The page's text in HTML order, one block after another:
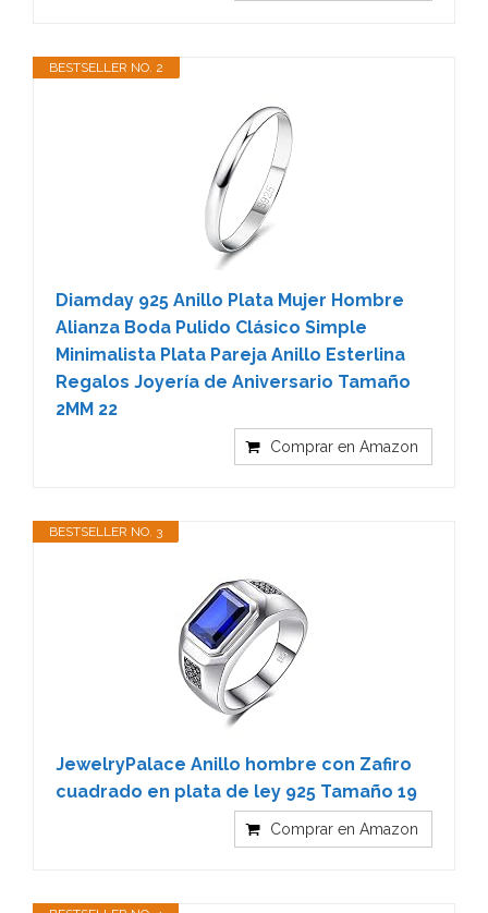
BESTSELLER NO. 2
Diamday 925 Anillo Plata Mujer Hombre
Alianza Boda Pulido Clásico Simple
Minimalista Plata Pareja Anillo Esterlina
Regalos Joyería de Aniversario Tamaño
2MM 22
Comprar en Amazon
BESTSELLER NO. 3
JewelryPalace Anillo hombre con Zafiro
cuadrado en plata de ley 925 Tamaño 19
Comprar en Amazon